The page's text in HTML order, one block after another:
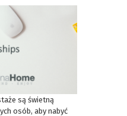
są świetną
osób, aby nabyć